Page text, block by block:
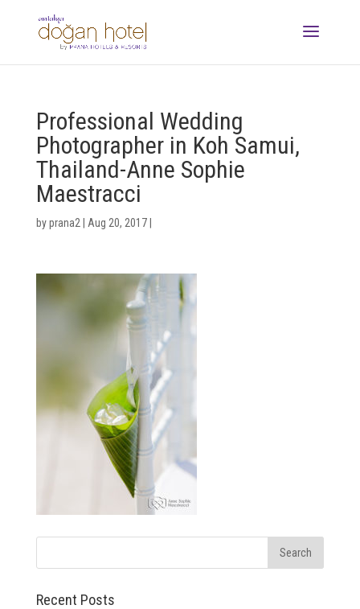
Professional Wedding
Photographer in Koh Samui,
Thailand-Anne Sophie
Maestracci
byprana2 Aug 20, 2017|
Recent Posts